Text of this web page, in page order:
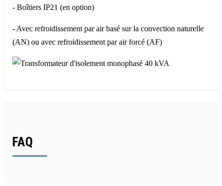
- Boîtiers IP21 (en option)
- Avec refroidissement par air basé sur la convection naturelle
(AN) ou avec refroidissement par air forcé (AF)
FAQ